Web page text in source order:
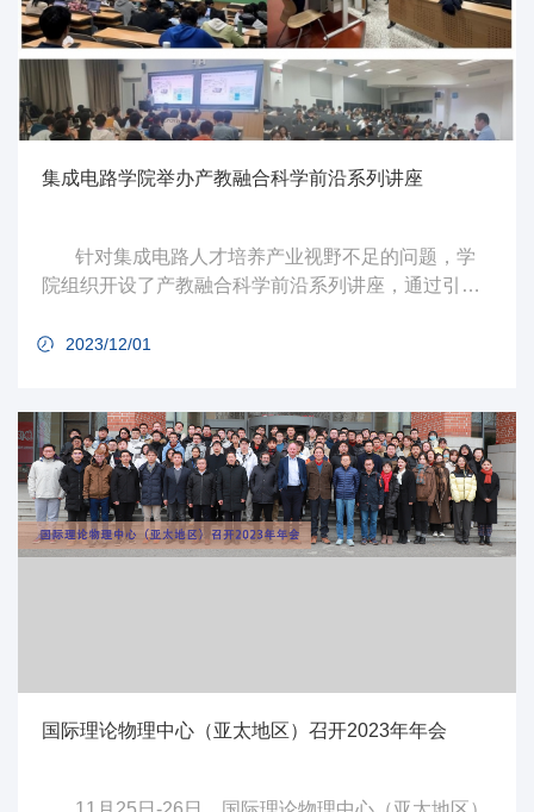
集成电路学院举办产教融合科学前沿系列讲座
院组织开设了产教融合科学前沿系列讲座，通过引进
教授韦亚一作为讲座召集人，自2021年起已经连续三
列讲座。讲座围绕电子设计自动化这一国家战略产
业，从国内外产业发展历史、技术特点、发展现状及
未来趋势等角度实施特色教学，通...
2023/12/01
国际理论物理中心（亚太地区）召开2023年年会